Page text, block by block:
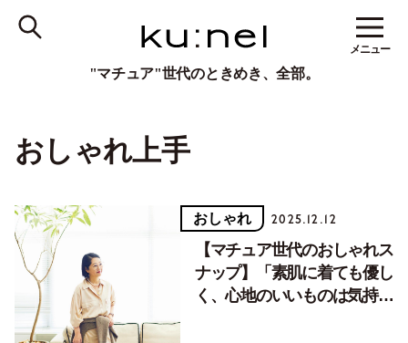
"マチュア"世代のときめき、全部。
メニュー
おしゃれ上手
おしゃれ 2025.12.12
【マチュア世代のおしゃれス
ナップ】「素肌に着ても優し
く、心地のいいものは気持ち